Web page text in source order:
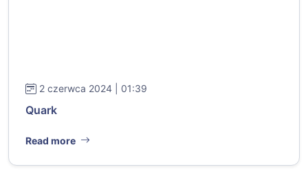
2 czerwca 2024 | 01:39
Quark
Read more